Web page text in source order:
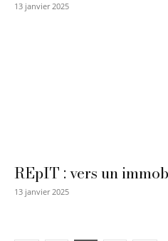
13 janvier 2025
REpIT : vers un
13 janvier 2025